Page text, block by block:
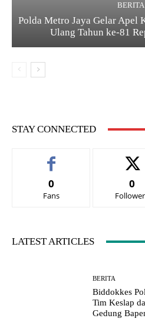
BERITA
Polda Metro Jaya Gelar Apel
Ulang Tahun ke-81
STAY CONNECTED
0
Fans
0
LATEST ARTICLES
BERITA
Biddokkes
Tim Keslap
Gedung